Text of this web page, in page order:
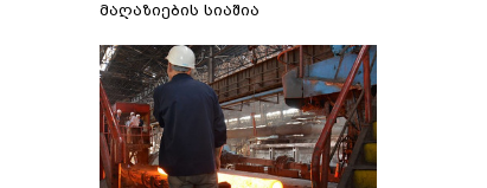
მაღაზიების სიაშია